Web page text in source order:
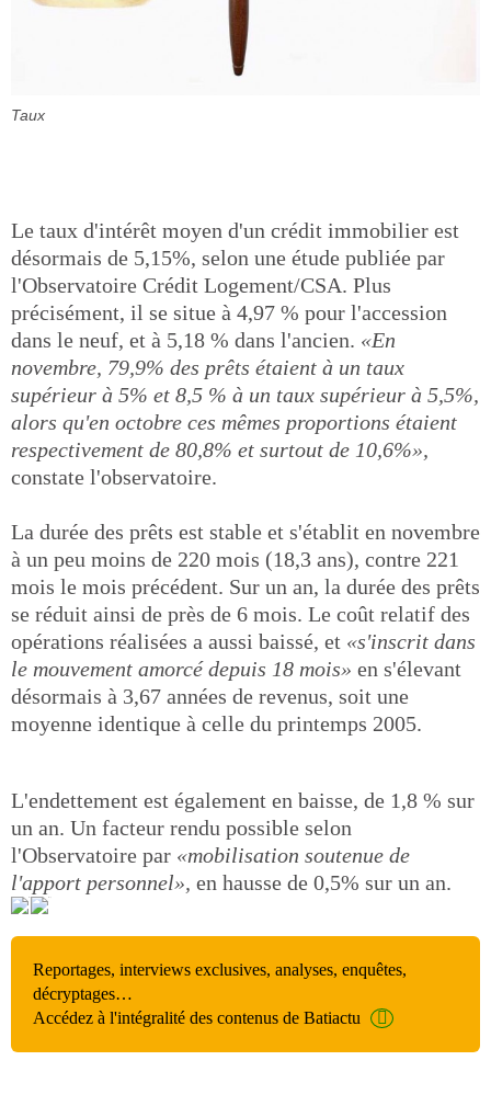
Taux
Le taux d'intérêt moyen d'un crédit immobilier est
désormais de 5,15%, selon une étude publiée par
l'Observatoire Crédit Logement/CSA. Plus
précisément, il se situe à 4,97 % pour l'accession
dans le neuf, et à 5,18 % dans l'ancien. «En
novembre, 79,9% des prêts étaient à un taux
supérieur à 5% et 8,5 % à un taux supérieur à 5,5%,
alors qu'en octobre ces mêmes proportions étaient
respectivement de 80,8% et surtout de 10,6%»,
constate l'observatoire.
La durée des prêts est stable et s'établit en novembre
à un peu moins de 220 mois (18,3 ans), contre 221
mois le mois précédent. Sur un an, la durée des prêts
se réduit ainsi de près de 6 mois. Le coût relatif des
opérations réalisées a aussi baissé, et «s'inscrit dans
le mouvement amorcé depuis 18 mois» en s'élevant
désormais à 3,67 années de revenus, soit une
moyenne identique à celle du printemps 2005.
L'endettement est également en baisse, de 1,8 % sur
un an. Un facteur rendu possible selon
l'Observatoire par «mobilisation soutenue de
l'apport personnel», en hausse de 0,5% sur un an.
Reportages, interviews exclusives, analyses, enquêtes,
décryptages…
Accédez à l'intégralité des contenus de Batiactu